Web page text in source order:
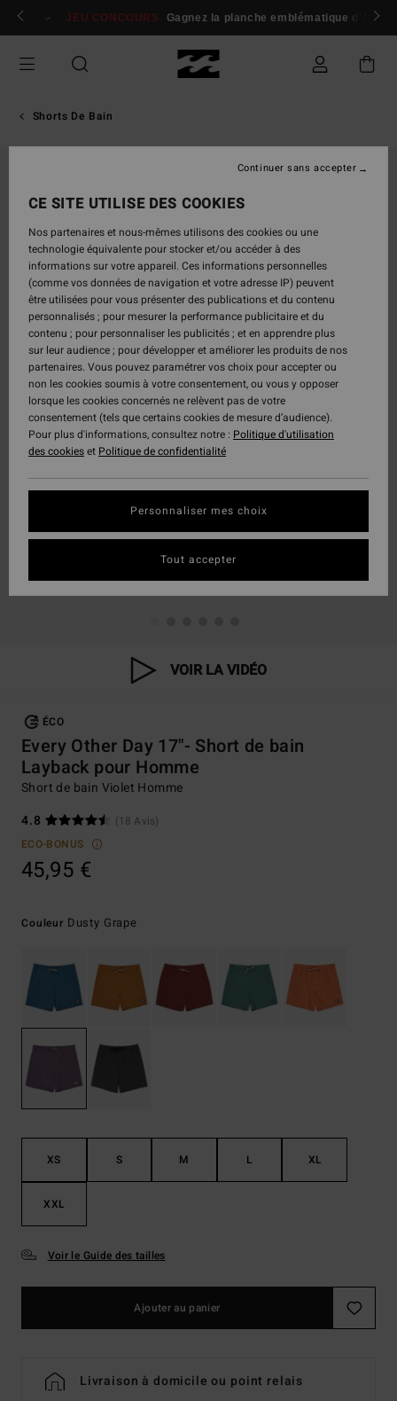
Passer
Se connecter / s'inscrire
JEU CONCOURS Gagnez la planche emblématique d'Andy
Shorts De Bain
VOIR LA VIDÉO
ÉCO
Every Other Day 17"- Short de bain
Layback pour Homme
Short de bain Violet Homme
4.8
(18 Avis)
ECO-BONUS
45,95 €
Couleur Dusty Grape
XS S M L XL
XXL
Voir le Guide des tailles
Ajouter au panier
Livraison à domicile ou point relais
CE SITE UTILISE DES COOKIES
Nos partenaires et nous-mêmes utilisons des cookies ou une
technologie équivalente pour stocker et/ou accéder à des
informations sur votre appareil. Ces informations personnelles
(comme vos données de navigation et votre adresse IP) peuvent
être utilisées pour vous présenter des publications et du contenu
personnalisés ; pour mesurer la performance publicitaire et du
contenu ; pour personnaliser les publicités ; et en apprendre plus
sur leur audience ; pour développer et améliorer les produits de nos
partenaires. Vous pouvez paramétrer vos choix pour accepter ou
non les cookies soumis à votre consentement, ou vous y opposer
lorsque les cookies concernés ne relèvent pas de votre
consentement (tels que certains cookies de mesure d’audience).
Pour plus d'informations, consultez notre : Politique d'utilisation
des cookieset Politique de confidentialité
Personnaliser mes choix
Continuer sans accepter
Tout accepter